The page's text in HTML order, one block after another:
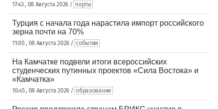
17:43 , 08 Августа 2026 / порты
Турция с начала года нарастила импорт российского
зерна почти на 70%
11:00 , 08 Августа 2026 / события
На Камчатке подвели итоги всероссийских
студенческих путинных проектов «Сила Востока» и
«Камчатка»
10:45 , 08 Августа 2026 / образование